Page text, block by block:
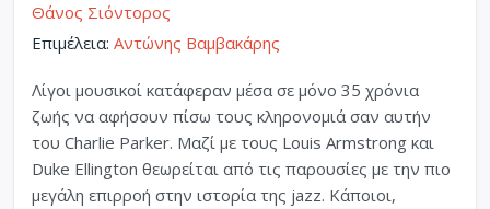
Θάνος Σιόντορος
Επιμέλεια: Αντώνης Βαμβακάρης
Λίγοι μουσικοί κατάφεραν μέσα σε μόνο 35 χρόνια
ζωής να αφήσουν πίσω τους κληρονομιά σαν αυτήν
του Charlie Parker. Μαζί με τους Louis Armstrong και
Duke Ellington θεωρείται από τις παρουσίες με την πιο
μεγάλη επιρροή στην ιστορία της jazz. Κάποιοι,